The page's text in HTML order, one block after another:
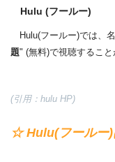
Hulu (フールー)
Hulu(フールー)では、
題" (無料)で視聴すること
(引用：hulu HP)
☆ Hulu(フールー)